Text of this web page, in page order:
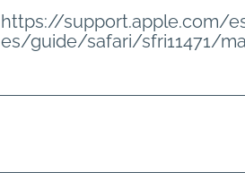
https://support.apple.com/
es/guide/safari/sfri11471/